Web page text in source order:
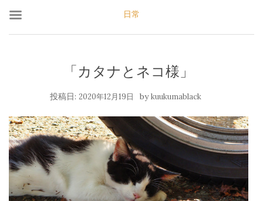
日常
「カタナとネコ様」
投稿日: 2020年12月19日 bykuukumablack